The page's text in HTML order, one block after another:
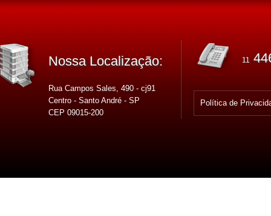
Nossa Localização:
Rua Campos Sales, 490 - cj91
Centro - Santo André - SP
CEP 09015-200
11
Política de